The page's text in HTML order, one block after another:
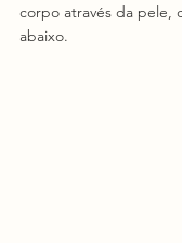
corpo através da pele,
abaixo.